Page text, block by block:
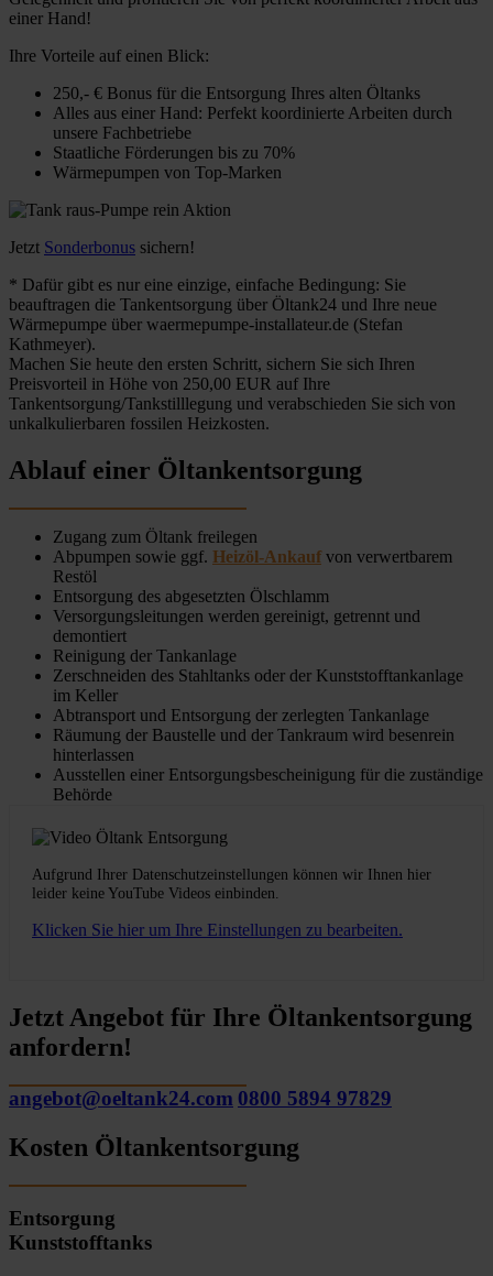
einer Hand!
Ihre Vorteile auf einen Blick:
250,- € Bonus für die Entsorgung Ihres alten Öltanks
Alles aus einer Hand: Perfekt koordinierte Arbeiten durch
unsere Fachbetriebe
Staatliche Förderungen bis zu 70%
Wärmepumpen von Top-Marken
Jetzt Sonderbonus sichern!
* Dafür gibt es nur eine einzige, einfache Bedingung: Sie
beauftragen die Tankentsorgung über Öltank24 und Ihre neue
Wärmepumpe über waermepumpe-installateur.de (Stefan
Kathmeyer).
Machen Sie heute den ersten Schritt, sichern Sie sich Ihren
Preisvorteil in Höhe von 250,00 EUR auf Ihre
Tankentsorgung/Tankstilllegung und verabschieden Sie sich von
unkalkulierbaren fossilen Heizkosten.
Ablauf einer Öltankentsorgung
Zugang zum Öltank freilegen
Abpumpen sowie ggf. Heizöl-Ankauf von verwertbarem
Restöl
Entsorgung des abgesetzten Ölschlamm
Versorgungsleitungen werden gereinigt, getrennt und
demontiert
Reinigung der Tankanlage
Zerschneiden des Stahltanks oder der Kunststofftankanlage
im Keller
Abtransport und Entsorgung der zerlegten Tankanlage
Räumung der Baustelle und der Tankraum wird besenrein
hinterlassen
Ausstellen einer Entsorgungsbescheinigung für die zuständige
Behörde
Aufgrund Ihrer Datenschutzeinstellungen können wir Ihnen hier
leider keine YouTube Videos einbinden.
Klicken Sie hier um Ihre Einstellungen zu bearbeiten.
Jetzt Angebot für Ihre Öltankentsorgung
anfordern!
angebot@oeltank24.com 0800 5894 97829
Kosten Öltankentsorgung
Entsorgung
Kunststofftanks